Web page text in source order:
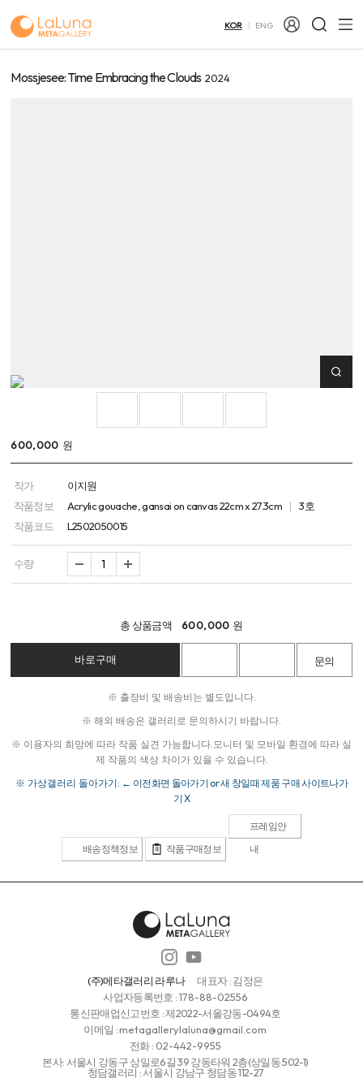
KOR ENG
Mossjesee: Time Embracing the Clouds 2024
600,000 원
작가
이지원
작품정보
Acrylic gouache, gansai on canvas 22cm x 27.3cm
3호
작품코드
L2502050015
수량
총 상품금액 600,000 원
※ 출장비 및 배송비는 별도입니다.
※ 해외 배송은 갤러리로 문의하시기 바랍니다.
※ 이용자의 희망에 따라 작품 실견 가능합니다. 모니터 및 모바일 환경에 따라 실
제 작품의 색상 차이가 있을 수 있습니다.
※ 가상갤러리 돌아가기: ← 이전화면 돌아가기 or 새 창일때 제품 구매 사이트나가
기 X
배송정책정보 작품구매정보
프레임안
내
(주)메타갤러리 라루나
대표자 : 김정은
사업자등록번호 :178-88-02556
통신판매업신고번호 : 제2022-서울강동-0494호
이메일 :metagallerylaluna@gmail.com
전화 : 02-442-9955
본사: 서울시 강동구 상일로6길 39 강동타워 2층(상일동 502-1)
청담갤러리 : 서울시 강남구 청담동 112-27